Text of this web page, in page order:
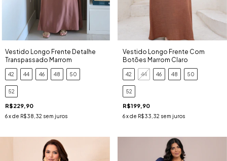
Vestido Longo Frente Detalhe
Transpassado Marrom
42 44 46 48 50
52
R$229,90
6x de R$38,32 sem juros
Vestido Longo Frente Com
Botões Marrom Claro
42 44 46 48 50
52
R$199,90
6 x de R$33,32 sem juros